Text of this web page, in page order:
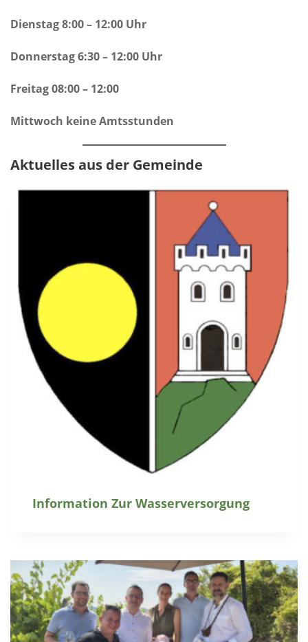
Dienstag 8:00 – 12:00 Uhr
Donnerstag 6:30 – 12:00 Uhr
Freitag 08:00 – 12:00
Mittwoch keine Amtsstunden
Aktuelles aus der Gemeinde
Information Zur Wasserversorgung